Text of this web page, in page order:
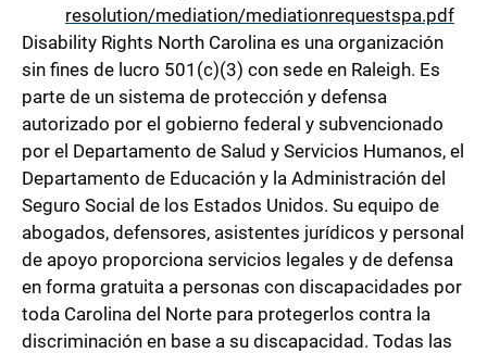
resolution/mediation/mediationrequestspa.pdf
Disability Rights North Carolina es una organización
sin fines de lucro 501(c)(3) con sede en Raleigh. Es
parte de un sistema de protección y defensa
autorizado por el gobierno federal y subvencionado
por el Departamento de Salud y Servicios Humanos, el
Departamento de Educación y la Administración del
Seguro Social de los Estados Unidos. Su equipo de
abogados, defensores, asistentes jurídicos y personal
de apoyo proporciona servicios legales y de defensa
en forma gratuita a personas con discapacidades por
toda Carolina del Norte para protegerlos contra la
discriminación en base a su discapacidad. Todas las